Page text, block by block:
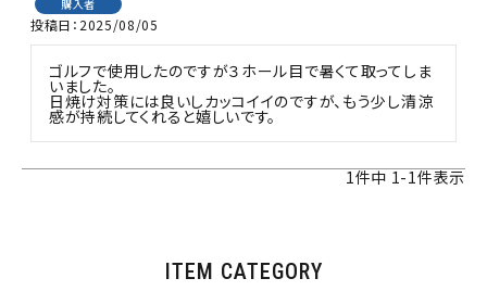
購入者
投稿日 2025/08/05
ゴルフで使用したのですが３ホール目で暑くて取ってしま
いました。
日焼け対策には良いしカッコイイのですが、もう少し清涼
感が持続してくれると嬉しいです。
1件中1-1件表示
ITEM CATEGORY